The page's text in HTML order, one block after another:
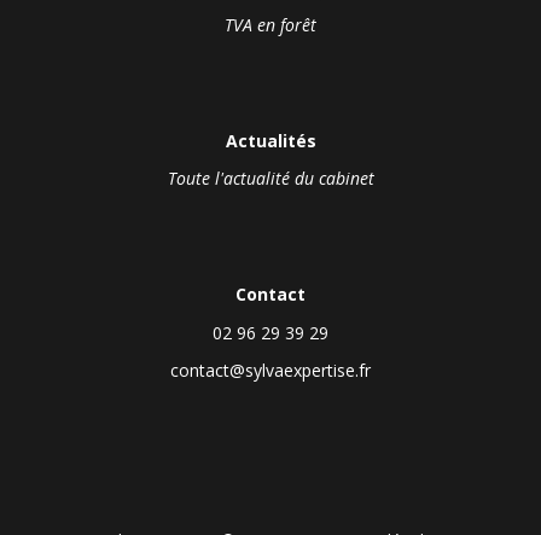
TVA en forêt
Actualités
Toute l'actualité du cabinet
Contact
02 96 29 39 29
contact@sylvaexpertise.fr